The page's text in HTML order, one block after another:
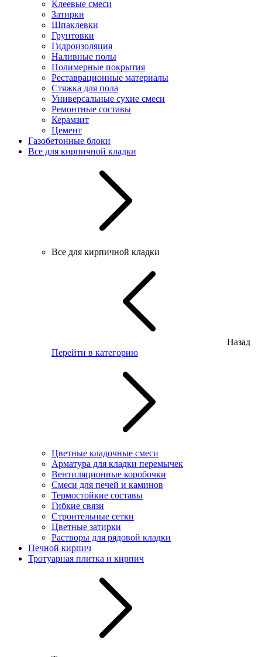
Клеевые смеси
Затирки
Шпаклевки
Грунтовки
Гидроизоляция
Наливные полы
Полимерные покрытия
Реставрационные материалы
Стяжка для пола
Универсальные сухие смеси
Ремонтные составы
Керамзит
Цемент
Газобетонные блоки
Все для кирпичной кладки
Все для кирпичной кладки
Назад
Перейти в категорию
Цветные кладочные смеси
Арматура для кладки перемычек
Вентиляционные коробочки
Смеси для печей и каминов
Термостойкие составы
Гибкие связи
Строительные сетки
Цветные затирки
Растворы для рядовой кладки
Печной кирпич
Тротуарная плитка и кирпич